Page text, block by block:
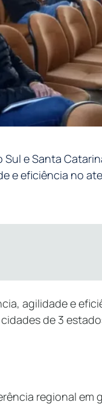
Sul e Santa
e eficiência no
agilidade e
de 3
regional em